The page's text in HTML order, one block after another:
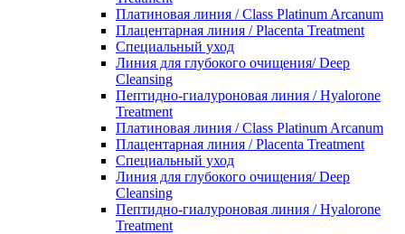
Платиновая линия / Class Platinum Arcanum
Плацентарная линия / Placenta Treatment
Специальный уход
Линия для глубокого очищения/ Deep
Cleansing
Пептидно-гиалуроновая линия / Hyalorone
Treatment
Платиновая линия / Class Platinum Arcanum
Плацентарная линия / Placenta Treatment
Специальный уход
Линия для глубокого очищения/ Deep
Cleansing
Пептидно-гиалуроновая линия / Hyalorone
Treatment